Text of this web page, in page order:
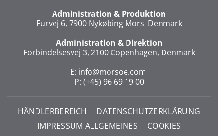
Administration & Produktion
Furvej 6, 7900 Nykøbing Mors, Denmark
Administration & Direktion
Forbindelsesvej 3, 2100 Copenhagen, Denmark
E: info@morsoe.com
P: (+45) 96 69 19 00
HÄNDLERBEREICH
DATENSCHUTZERKLÄRUNG
IMPRESSUM ALLGEMEINES
COOKIES